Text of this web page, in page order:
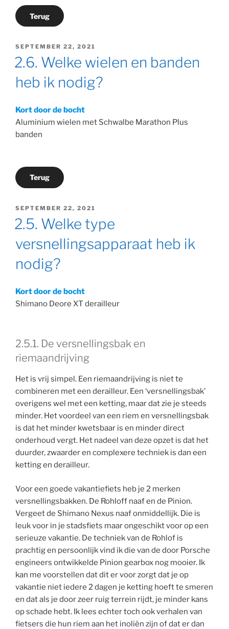
Terug
GEPLAATST
OP
SEPTEMBER 22, 2021
2.6. Welke wielen en banden
heb ik nodig?
Kort door de bocht
Aluminium wielen met Schwalbe Marathon Plus
banden
Terug
GEPLAATST
OP
SEPTEMBER 22, 2021
2.5. Welke type
versnellingsapparaat heb ik
nodig?
Kort door de bocht
Shimano Deore XT derailleur
2.5.1. De versnellingsbak en
riemaandrijving
Het is vrij simpel. Een riemaandrijving is niet te
combineren met een derailleur. Een ‘versnellingsbak’
overigens wel met een ketting, maar dat zie je steeds
minder. Het voordeel van een riem en versnellingsbak
is dat het minder kwetsbaar is en minder direct
onderhoud vergt. Het nadeel van deze opzet is dat het
duurder, zwaarder en complexere techniek is dan een
ketting en derailleur.
Voor een goede vakantiefiets heb je 2 merken
versnellingsbakken. De Rohloff naaf en de Pinion.
Vergeet de Shimano Nexus naaf onmiddellijk. Die is
leuk voor in je stadsfiets maar ongeschikt voor op een
serieuze vakantie. De techniek van de Rohlof is
prachtig en persoonlijk vind ik die van de door Porsche
engineers ontwikkelde Pinion gearbox nog mooier. Ik
kan me voorstellen dat dit er voor zorgt dat je op
vakantie niet iedere 2 dagen je ketting hoeft te smeren
en dat als je door zeer ruig terrein rijdt, je minder kans
op schade hebt. Ik lees echter toch ook verhalen van
fietsers die hun riem aan het inoliën zijn of dat er dan